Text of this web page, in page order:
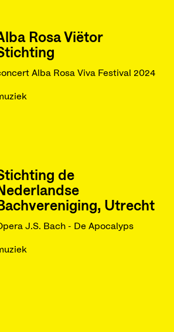
Rosa Viëtor
Alba Rosa Viva Festival 2024
de
Utrecht
J.S. Bach - De Apocalyps